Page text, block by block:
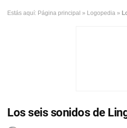
Estás aquí: Página principal » Logopedia »
Los seis sonidos de